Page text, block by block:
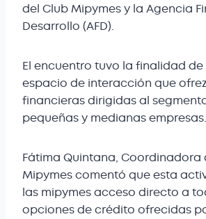
del Club Mipymes y la Agencia
Desarrollo (AFD).
El encuentro tuvo la finalidad de
espacio de interacción que
financieras dirigidas al
pequeñas y medianas empresas.
Fátima Quintana, Coordinadora
Mipymes comentó que esta
las mipymes acceso directo a
opciones de crédito ofrecidas